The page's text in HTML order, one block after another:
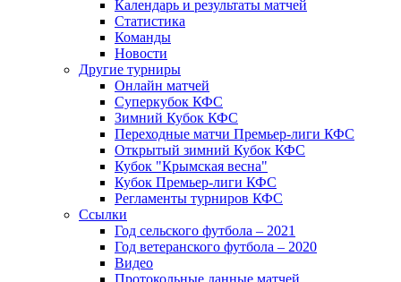
Календарь и результаты матчей
Статистика
Команды
Новости
Другие турниры
Онлайн матчей
Суперкубок КФС
Зимний Кубок КФС
Переходные матчи Премьер-лиги КФС
Открытый зимний Кубок КФС
Кубок "Крымская весна"
Кубок Премьер-лиги КФС
Регламенты турниров КФС
Ссылки
Год сельского футбола – 2021
Год ветеранского футбола – 2020
Видео
Протокольные данные матчей